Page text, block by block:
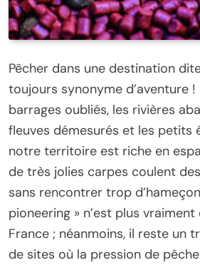
Pêcher dans une destination
toujours synonyme d’aventure
barrages oubliés, les rivières
fleuves démesurés et les petits
notre territoire est riche en
de très jolies carpes coulent
sans rencontrer trop
pioneering » n’est plus vraiment
France ; néanmoins, il reste un
de sites où la pression de